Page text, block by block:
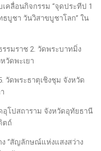
คลื่อนกิจกรรม “จุดประทีป 1
บูชา วันวิสาขบูชาโลก” ใน
รมราช 2. วัดพระบาทมิ่ง
วัดพะเยา
วัดพระธาตุเชิงชุม จังหวัด
อุโปสถาราม จังหวัดอุทัยธานี
ตถ์
ง “สัญลักษณ์แห่งแสงสว่าง